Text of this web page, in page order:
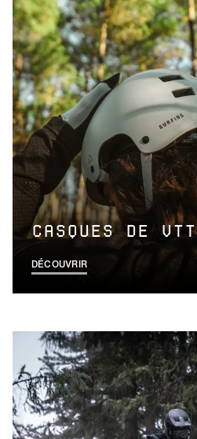
CASQUES DE VTT
DÉCOUVRIR